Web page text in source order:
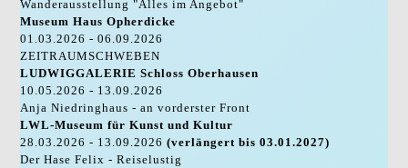
Wanderausstellung "Alles im Angebot"
Museum Haus Opherdicke
01.03.2026 - 06.09.2026
ZEITRAUMSCHWEBEN
LUDWIGGALERIE Schloss Oberhausen
10.05.2026 - 13.09.2026
Anja Niedringhaus - an vorderster Front
LWL-Museum für Kunst und Kultur
28.03.2026 - 13.09.2026(verlängert bis 03.01.2027)
Der Hase Felix - Reiselustig